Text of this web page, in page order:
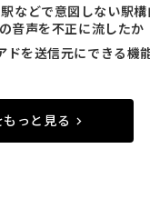
駅などで意図しない駅
音声を不正に流したか
ドを送信元にできる機
っと見る